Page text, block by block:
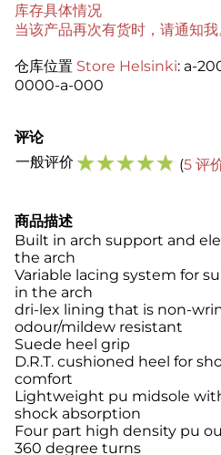
库存具体情况
当该产品再次有货时，请通知我
仓库位置 Store Helsinki: a-
0000-a-000
评论
一般评价 ☆☆☆☆☆ (5 评
商品描述
Built in arch support and
the arch
Variable lacing system for
in the arch
dri-lex lining that is non-
odour/mildew resistant
Suede heel grip
D.R.T. cushioned heel for
comfort
Lightweight pu midsole
shock absorption
Four part high density pu
360 degree turns